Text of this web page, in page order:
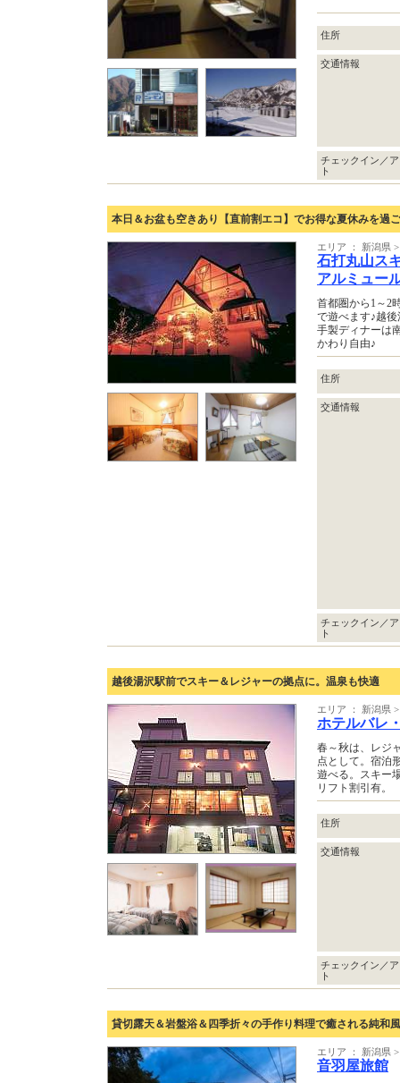
住所
交通情報
チェックイン／
ト
本日＆お盆も空きあり【直前割エコ】でお得な夏休みを過
エリア ： 新潟県
石打丸山ス
アルミュー
首都圏から1～2
で遊べます♪越
手製ディナーは
かわり自由♪
住所
交通情報
チェックイン／
ト
越後湯沢駅前でスキー＆レジャーの拠点に。温泉も快適
エリア ： 新潟県
ホテルバレ
春～秋は、レジ
点として。宿泊
遊べる。スキー
リフト割引有。
住所
交通情報
チェックイン／
ト
貸切露天＆岩盤浴＆四季折々の手作り料理で癒される純和
エリア ： 新潟県
音羽屋旅館